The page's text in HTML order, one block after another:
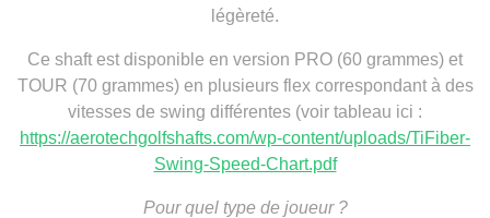
légèreté.
Ce shaft est disponible en version PRO (60 grammes) et
TOUR (70 grammes) en plusieurs flex correspondant à des
vitesses de swing différentes (voir tableau ici :
https://aerotechgolfshafts.com/wp-content/uploads/TiFiber-
Swing-Speed-Chart.pdf
Pour quel type de joueur ?